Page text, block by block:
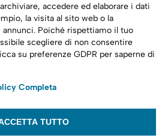
Seguici su:
accedere ed elaborare i dati
la visita al sito web o la
annunci. Poiché rispettiamo il tuo
scegliere di non consentire
su preferenze GDPR per saperne di
Completa
TUTTO